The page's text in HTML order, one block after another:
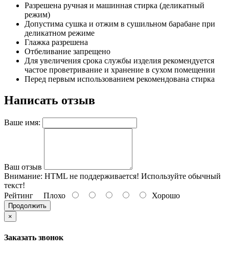
Разрешена ручная и машинная стирка (деликатный
режим)
Допустима сушка и отжим в сушильном барабане при
деликатном режиме
Глажка разрешена
Отбеливание запрещено
Для увеличения срока службы изделия рекомендуется
частое проветривание и хранение в сухом помещении
Перед первым использованием рекомендована стирка
Написать отзыв
Ваше имя:
Ваш отзыв
Внимание: HTML не поддерживается! Используйте обычный
текст!
Рейтинг Плохо Хорошо
Продолжить
×
Заказать звонок